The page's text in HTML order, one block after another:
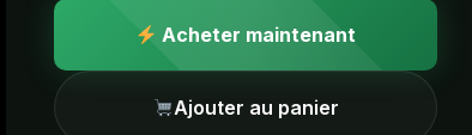
Acheter maintenant
Ajouter au panier